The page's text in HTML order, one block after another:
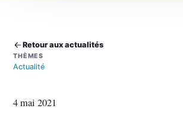
Retour aux actualités
THÈMES
Actualité
4 mai 2021